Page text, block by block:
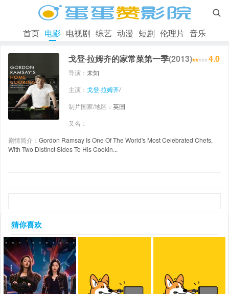

首页 电影 电视剧 综艺 动漫 短剧 伦理片 音乐
戈登·拉姆齐的家常菜第一季(2013) 4.0
导演： 未知
主演： 戈登·拉姆齐/
制片国家/地区： 英国
又名：
剧情简介： Gordon Ramsay Is One Of The World's Most Celebrated Chefs,
With Two Distinct Sides To His Cookin...
猜你喜欢